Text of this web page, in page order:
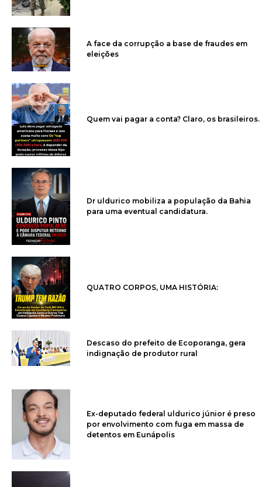
A face da corrupção a base de fraudes em
eleições
Quem vai pagar a conta? Claro, os brasileiros.
Dr uldurico mobiliza a população da Bahia
para uma eventual candidatura.
QUATRO CORPOS, UMA HISTÓRIA:
Descaso do prefeito de Ecoporanga, gera
indignação de produtor rural
Ex-deputado federal uldurico júnior é preso
por envolvimento com fuga em massa de
detentos em Eunápolis